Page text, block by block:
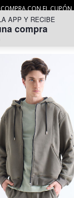
CON EL CUPÓN
APLICANTYC
APP Y RECIBE
compra